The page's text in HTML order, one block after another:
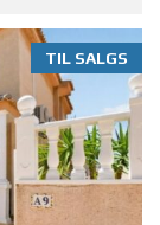
TIL SALGS